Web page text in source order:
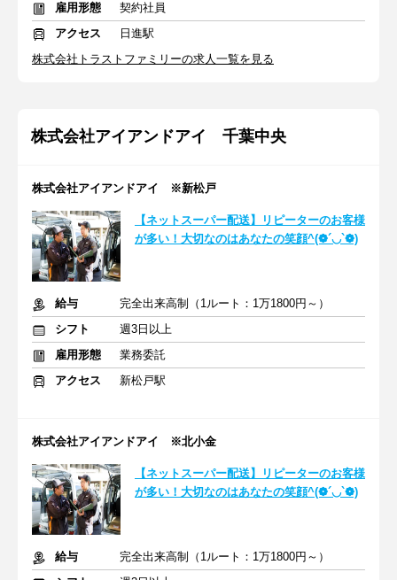
雇用形態
契約社員
アクセス
日進駅
株式会社トラストファミリーの求人一覧を見る
株式会社アイアンドアイ 千葉中央
株式会社アイアンドアイ ※新松戸
【ネットスーパー配送】リピーターのお客様
が多い！大切なのはあなたの笑顔^(❁´◡`❁)
給与
完全出来高制（1ルート：1万1800円～）
シフト
週3日以上
雇用形態
業務委託
アクセス
新松戸駅
株式会社アイアンドアイ ※北小金
【ネットスーパー配送】リピーターのお客様
が多い！大切なのはあなたの笑顔^(❁´◡`❁)
給与
完全出来高制（1ルート：1万1800円～）